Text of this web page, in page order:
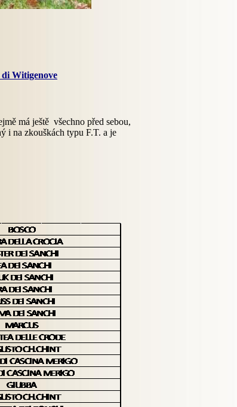
Witigenove
má ještě všechno před sebou,
i na zkouškách typu F.T. a je